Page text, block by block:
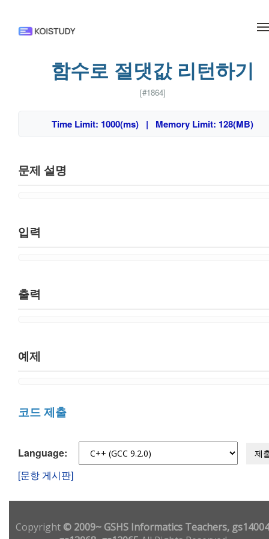
함수로 절댓값 리턴하기
[#1864]
Time Limit: 1000(ms) | Memory Limit: 128(MB)
문제 설명
입력
출력
예제
코드 제출
Language: 제
[문항 게시판]
Copyright© 2009~ GSHS Informatics Teachers,